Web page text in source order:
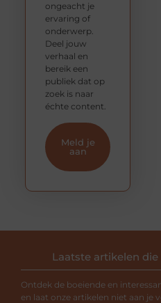
ongeacht je
ervaring of
onderwerp.
Deel jouw
verhaal en
bereik een
publiek dat op
zoek is naar
échte content.
Meld je
aan
Laatste artikelen
Ontdek de boeiende en
en laat onze artikelen niet aan je